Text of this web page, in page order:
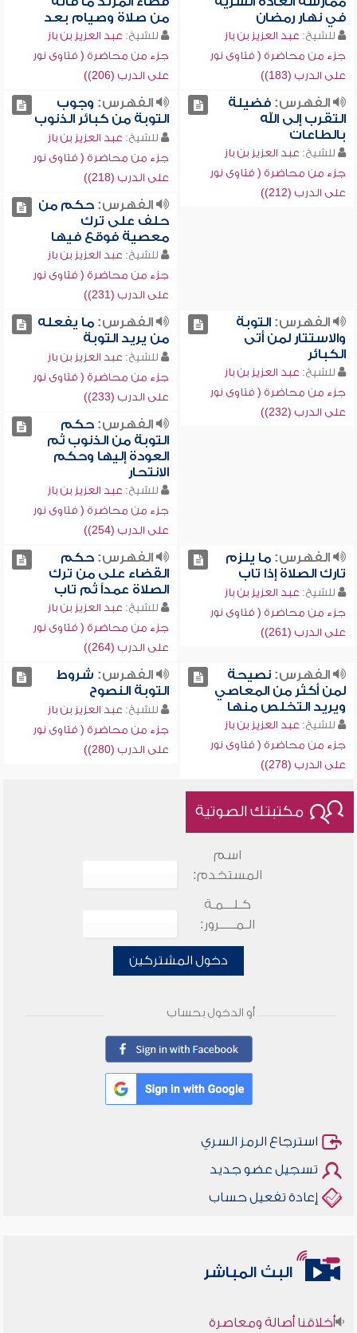
في نهار رمضان
للشيخ: عبد العزيز بن باز
جزء من محاضرة ( فتاوى نور
على الدرب (183))
من صلاة وصيام بعد
للشيخ: عبد العزيز بن باز
جزء من محاضرة ( فتاوى نور
على الدرب (206))
الفهرس:فضيلة
التقرب إلى الله
بالطاعات
للشيخ: عبد العزيز بن باز
جزء من محاضرة ( فتاوى نور
على الدرب (212))
الفهرس: وجوب
التوبة من كبائر الذنوب
للشيخ: عبد العزيز بن باز
جزء من محاضرة ( فتاوى نور
على الدرب (218))
الفهرس:حكم من
حلف على ترك
معصية فوقع فيها
للشيخ: عبد العزيز بن باز
جزء من محاضرة ( فتاوى نور
على الدرب (231))
الفهرس:التوبة
والاستتار لمن أتى
الكبائر
للشيخ: عبد العزيز بن باز
جزء من محاضرة ( فتاوى نور
على الدرب (232))
الفهرس:ما يفعله
من يريد التوبة
للشيخ: عبد العزيز بن باز
جزء من محاضرة ( فتاوى نور
على الدرب (233))
الفهرس:حكم
التوبة من الذنوب ثم
العودة إليها وحكم
الانتحار
للشيخ: عبد العزيز بن باز
جزء من محاضرة ( فتاوى نور
على الدرب (254))
الفهرس:ما يلزم
تارك الصلاة إذا تاب
للشيخ: عبد العزيز بن باز
جزء من محاضرة ( فتاوى نور
على الدرب (261))
الفهرس:حكم
القضاء على من ترك
الصلاة عمداً ثم تاب
للشيخ: عبد العزيز بن باز
جزء من محاضرة ( فتاوى نور
على الدرب (264))
الفهرس:نصيحة
لمن أكثر من المعاصي
ويريد التخلص منها
للشيخ: عبد العزيز بن باز
جزء من محاضرة ( فتاوى نور
على الدرب (278))
الفهرس: شروط
التوبة النصوح
للشيخ: عبد العزيز بن باز
جزء من محاضرة ( فتاوى نور
على الدرب (280))
مكتبتك الصوتية
اسم
المستخدم:
كـلـــمـة
الـمـــــرور:
دخول المشتركين
أو الدخول بحساب
استرجاع الرمز السري
تسجيل عضو جديد
إعادة تفعيل حساب
البث المباشر